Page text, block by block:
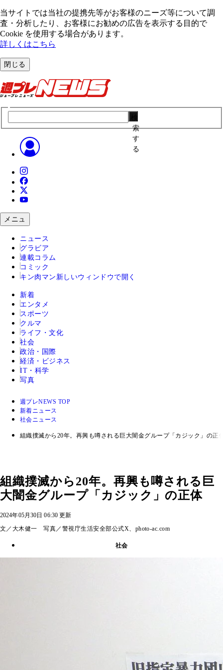
当サイトでは当社の提携先等がお客様のニーズ等について調
査・分析したり、お客様にお勧めの広告を表⽰する⽬的で
Cookie を使⽤する場合があります。
詳しくはこちら
閉じる
索
す
る
メニュ
ニュース
グラビア
連載コラム
コミック
キン肉マン 新しいウィンドウで開く
新着
エンタメ
スポーツ
クルマ
ライフ・文化
社会
政治・国際
経済・ビジネス
IT・科学
写真
週プレNEWS TOP
新着ニュース
社会ニュース
組織撲滅から20年。再興も噂される巨大闇金グループ「カジック」の正
組織撲滅から20年。再興も噂される巨
大闇金グループ「カジック」の正体
2024年05月30日 06:30 更新
文／大木健一 写真／警視庁生活安全部公式X、photo-ac.com
社会